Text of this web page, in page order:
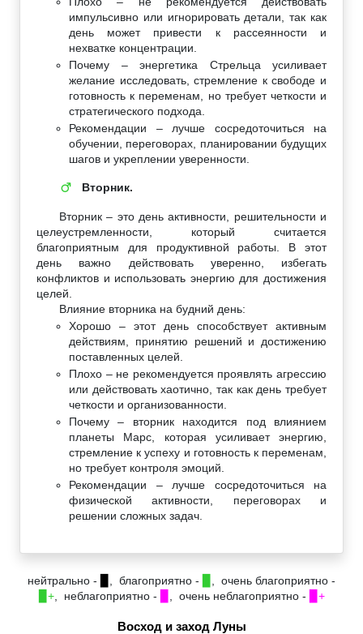
импульсивно или игнорировать детали, так как
день может привести к рассеянности и
нехватке концентрации.
Почему – энергетика Стрельца усиливает
желание исследовать, стремление к свободе и
готовность к переменам, но требует четкости и
стратегического подхода.
Рекомендации – лучше сосредоточиться на
обучении, переговорах, планировании будущих
шагов и укреплении уверенности.
♂ Вторник.
Вторник – это день активности, решительности и
целеустремленности, который считается
благоприятным для продуктивной работы. В этот
день важно действовать уверенно, избегать
конфликтов и использовать энергию для достижения
целей.
Влияние вторника на будний день:
Хорошо – этот день способствует активным
действиям, принятию решений и достижению
поставленных целей.
Плохо – не рекомендуется проявлять агрессию
или действовать хаотично, так как день требует
четкости и организованности.
Почему – вторник находится под влиянием
планеты Марс, которая усиливает энергию,
стремление к успеху и готовность к переменам,
но требует контроля эмоций.
Рекомендации – лучше сосредоточиться на
физической активности, переговорах и
решении сложных задач.
нейтрально - , благоприятно -
, очень благоприятно -
▉+, неблагоприятно - , очень неблагоприятно - ▉+
Восход и заход Луны